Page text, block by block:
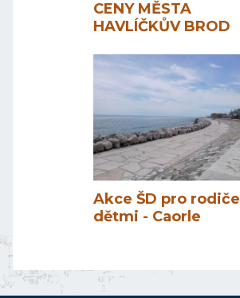
CENY MĚSTA
HAVLÍČKŮV BROD
Akce ŠD pro
dětmi - Caorle